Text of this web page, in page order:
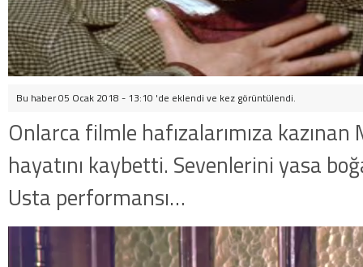
Bu haber 05 Ocak 2018 - 13:10 'de eklendi ve kez görüntülendi.
Onlarca filmle hafızalarımıza
hayatını kaybetti. Sevenlerini yasa
Usta performansı…
Video
oynatıcı